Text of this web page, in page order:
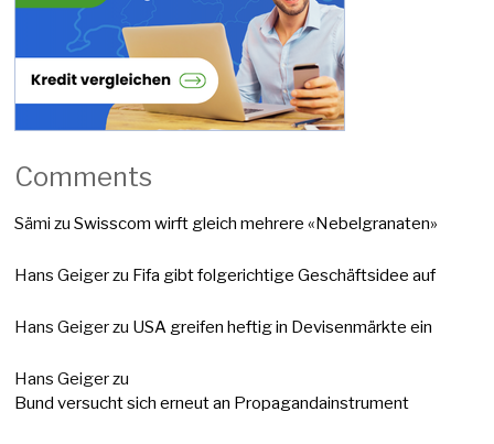
Comments
Sämi zuSwisscom wirft gleich mehrere «Nebelgranaten»
Hans Geigerzu Fifa gibt folgerichtige Geschäftsidee auf
Hans Geigerzu USA greifen heftig in Devisenmärkte ein
Hans Geigerzu
Bund versucht sich erneut an Propagandainstrument